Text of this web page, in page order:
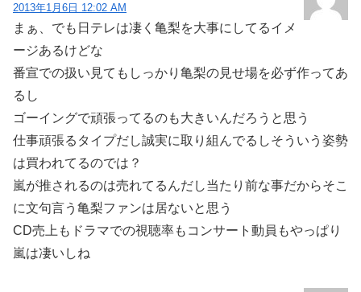
2013年1月6日 12:02 AM
まぁ、でも日テレは凄く亀梨を大事にしてるイメ
ージあるけどな
番宣での扱い見てもしっかり亀梨の見せ場を必ず作ってあ
るし
ゴーイングで頑張ってるのも大きいんだろうと思う
仕事頑張るタイプだし誠実に取り組んでるしそういう姿勢
は買われてるのでは？
嵐が推されるのは売れてるんだし当たり前な事だからそこ
に文句言う亀梨ファンは居ないと思う
CD売上もドラマでの視聴率もコンサート動員もやっぱり
嵐は凄いしね